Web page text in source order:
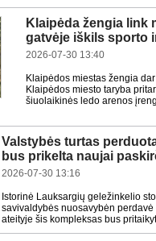
Klaipėda žengia link
gatvėje iškils sporto
2026-07-30 13:40
Klaipėdos miestas žengia
Klaipėdos miesto taryba
šiuolaikinės ledo arenos
Valstybės turtas
bus prikelta naujai
2026-07-30 13:16
Istorinė Lauksargių geležinkelio
savivaldybės nuosavybėn
ateityje šis kompleksas bus